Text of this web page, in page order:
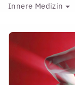
Innere Medizin